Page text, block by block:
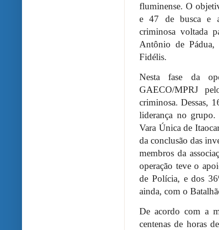
fluminense. O
e 47 de busca e
criminosa voltada
Antônio de Pádua,
Fidélis.
Nesta fase da
GAECO/MPRJ
criminosa. Dessas,
liderança no
Vara Única de
da conclusão das
membros da
operação teve o
de Polícia, e dos
ainda, com o
De acordo com a
centenas de horas